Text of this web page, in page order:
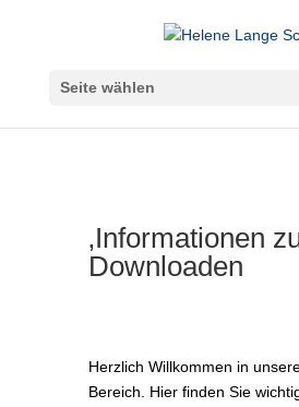
Seite wählen
‚Informationen
Downloaden
Herzlich Willkommen in
Bereich. Hier finden Sie